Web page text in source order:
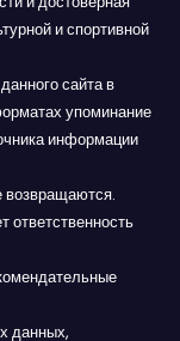
и спортивной
сайта в
упоминание
информации
возвращаются.
ответственность
данных,